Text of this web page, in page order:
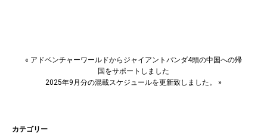
« アドベンチャーワールドからジャイアントパンダ4頭の中国への帰
国をサポートしました
2025年9月分の混載スケジュールを更新致しました。
»
カテゴリー